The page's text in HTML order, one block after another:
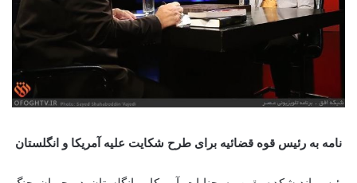
نامه به رئیس قوه قضائیه برای طرح شکایت علیه آمریکا و انگلستان